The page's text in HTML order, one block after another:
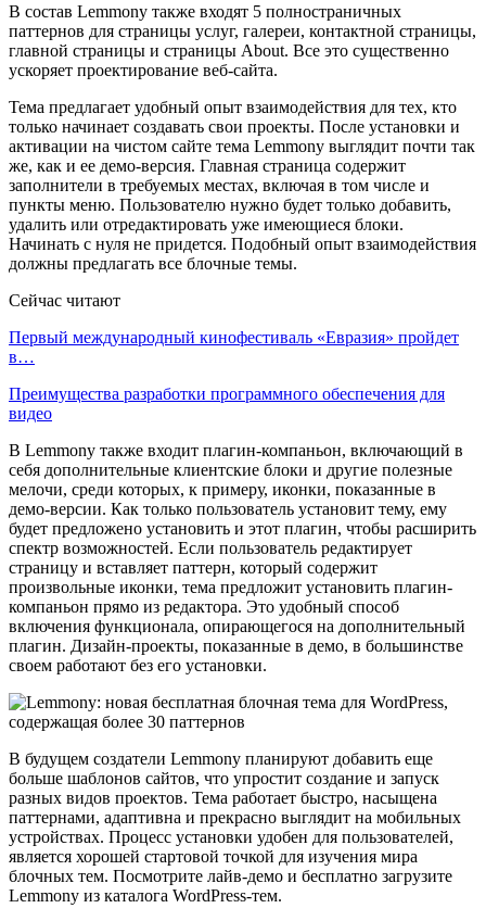
В состав Lemmony также входят 5 полностраничных
паттернов для страницы услуг, галереи, контактной страницы,
главной страницы и страницы About. Все это существенно
ускоряет проектирование веб-сайта.
Тема предлагает удобный опыт взаимодействия для тех, кто
только начинает создавать свои проекты. После установки и
активации на чистом сайте тема Lemmony выглядит почти так
же, как и ее демо-версия. Главная страница содержит
заполнители в требуемых местах, включая в том числе и
пункты меню. Пользователю нужно будет только добавить,
удалить или отредактировать уже имеющиеся блоки.
Начинать с нуля не придется. Подобный опыт взаимодействия
должны предлагать все блочные темы.
Сейчас читают
Первый международный кинофестиваль «Евразия» пройдет
в…
Преимущества разработки программного обеспечения для
видео
В Lemmony также входит плагин-компаньон, включающий в
себя дополнительные клиентские блоки и другие полезные
мелочи, среди которых, к примеру, иконки, показанные в
демо-версии. Как только пользователь установит тему, ему
будет предложено установить и этот плагин, чтобы расширить
спектр возможностей. Если пользователь редактирует
страницу и вставляет паттерн, который содержит
произвольные иконки, тема предложит установить плагин-
компаньон прямо из редактора. Это удобный способ
включения функционала, опирающегося на дополнительный
плагин. Дизайн-проекты, показанные в демо, в большинстве
своем работают без его установки.
В будущем создатели Lemmony планируют добавить еще
больше шаблонов сайтов, что упростит создание и запуск
разных видов проектов. Тема работает быстро, насыщена
паттернами, адаптивна и прекрасно выглядит на мобильных
устройствах. Процесс установки удобен для пользователей,
является хорошей стартовой точкой для изучения мира
блочных тем. Посмотрите лайв-демо и бесплатно загрузите
Lemmony из каталога WordPress-тем.